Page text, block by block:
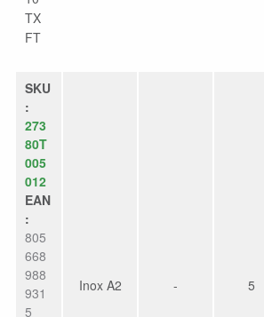
TX
FT
SKU
:
273
80T
005
012
EAN
:
805
668
988
931
5
Inox A2 - 5